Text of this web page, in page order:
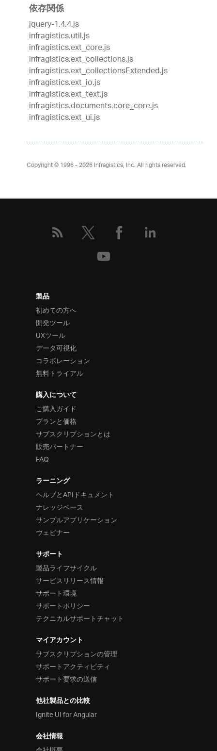
依存関係
jquery-1.4.4.js
infragistics.util.js
infragistics.ext_core.js
infragistics.ext_collections.js
infragistics.ext_collectionsExtended.js
infragistics.ext_io.js
infragistics.ext_text.js
infragistics.documents.core_core.js
infragistics.ext_ui.js
Copyright © 1996 - 2026Infragistics, Inc. All rights reserved.
製品
初めての方へ
開発ツール
UXツール
データ可視化
コラボレーション
無料トライアル
購入について
ご購入ガイド
プランと価格
サブスクリプションとは
販売パートナー
FAQ
ラーニング
ヘルプとAPIドキュメント
ナレッジベース
サンプルアプリケーション
ウェビナー
サポート
製品ライフサイクル
サービスリリース情報
サポート環境
サポートポリシー
テクニカルサポートチャット
マイアカウント
サブスクリプションの管理
サポートアクティビティ
サポート要求の送信
他社製品との比較
Ignite UI for Angular
会社情報